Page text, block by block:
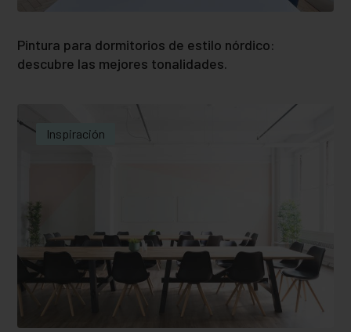
Pintura para dormitorios de estilo nórdico:
descubre las mejores tonalidades.
Inspiración